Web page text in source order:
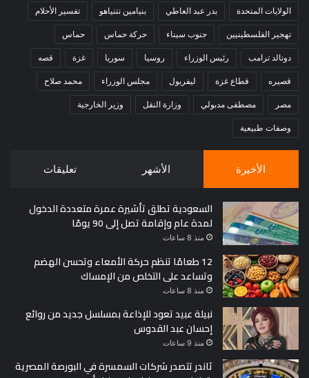
الولايات المتحدة بدر عبد العاطي بنيامين نتنياهو تفسير الأحلام
تهجير الفلسطينيين جنوب سيناء حركة حماس حماس
دونالد ترامب رئيس الوزراء روسيا سوريا غزة قصه
قصيره قطاع غزة ليفربول مجلس الوزراء محمد صلاح
مصر مصطفى مدبولي وزارة النقل وزير الخارجية
وصفات طبيعية
الأخيرة الأشهر تعليقات
السعودية تطلق تأشيرة عمرة متعددة الدخول
لمدة عام وإقامة تصل إلى 90 يومًا
منذ 8 ساعات
12 طعامًا تنظم حركة الأمعاء وتحسن الهضم
وتساعد على التخلص من الإمساك
منذ 8 ساعات
نبيلة عبيد تعود للإذاعة بمسلسل جديد من روائع
إحسان عبد القدوس
منذ 9 ساعات
ثاندر تتصدر شركات السمسرة في البورصة المصرية